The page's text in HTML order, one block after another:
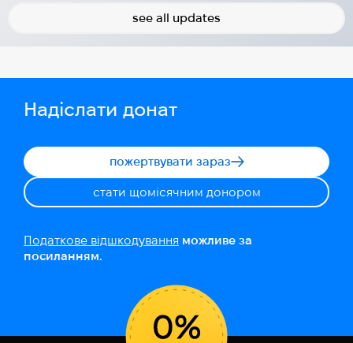
see all updates
Надіслати донат
пожертвувати зараз
стати щомісячним донором
Податкове відшкодування можливе за
посиланням.